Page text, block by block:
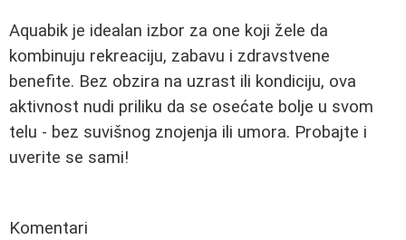
Aquabik je idealan izbor za one koji žele da
kombinuju rekreaciju, zabavu i zdravstvene
benefite. Bez obzira na uzrast ili kondiciju, ova
aktivnost nudi priliku da se osećate bolje u svom
telu - bez suvišnog znojenja ili umora. Probajte i
uverite se sami!
Komentari